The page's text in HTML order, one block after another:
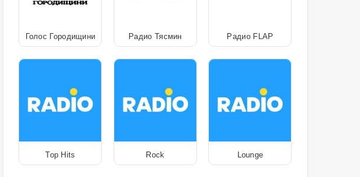
Голос Городищини Радио Тясмин Радио FLAP
Top Hits Rock Lounge